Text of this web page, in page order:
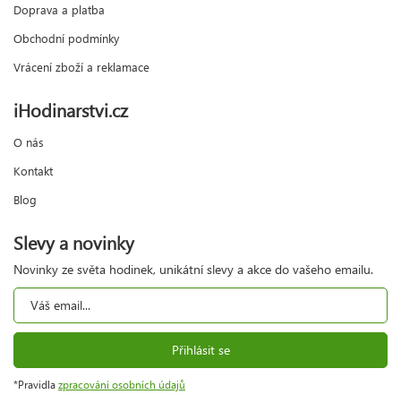
Doprava a platba
Obchodní podmínky
Vrácení zboží a reklamace
iHodinarstvi.cz
O nás
Kontakt
Blog
Slevy a novinky
Novinky ze světa hodinek, unikátní slevy a akce do vašeho emailu.
Přihlásit se
*Pravidla zpracování osobních údajů